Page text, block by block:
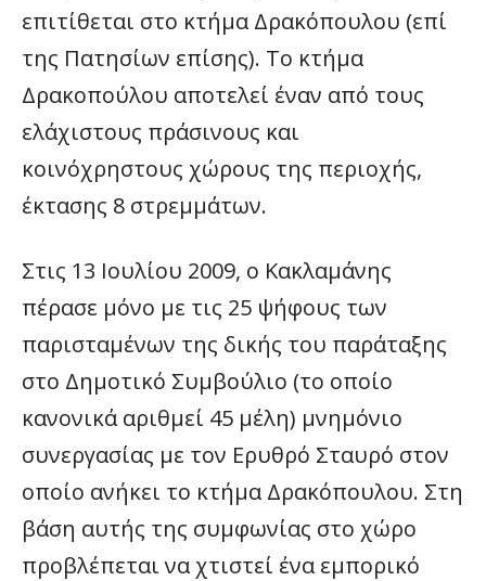
επιτίθεται στο κτήμα Δρακόπουλου (επί
της Πατησίων επίσης). Το κτήμα
Δρακοπούλου αποτελεί έναν από τους
ελάχιστους πράσινους και
κοινόχρηστους χώρους της περιοχής,
έκτασης 8 στρεμμάτων.
Στις 13 Ιουλίου 2009, ο Κακλαμάνης
πέρασε μόνο με τις 25 ψήφους των
παρισταμένων της δικής του παράταξης
στο Δημοτικό Συμβούλιο (το οποίο
κανονικά αριθμεί 45 μέλη) μνημόνιο
συνεργασίας με τον Ερυθρό Σταυρό στον
οποίο ανήκει το κτήμα Δρακόπουλου. Στη
βάση αυτής της συμφωνίας στο χώρο
προβλέπεται να χτιστεί ένα εμπορικό